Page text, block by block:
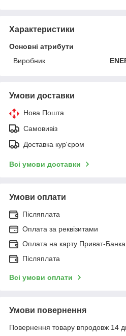
Характеристики
Основні атрибути
Виробник
Умови доставки
Нова Пошта
Самовивіз
Доставка кур'єром
Всі умови доставки
Умови оплати
Післяплата
Оплата за реквізитами
Оплата на карту Приват-Банка
Післяплата
Всі умови оплати
Умови повернення
Повернення товару впродовж 14